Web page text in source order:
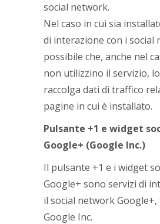
social network.
Nel caso in cui sia
di interazione con i social
possibile che, anche nel
non utilizzino il servizio,
raccolga dati di traffico
pagine in cui è installato.
Pulsante +1 e widget
Google+ (Google Inc.)
Il pulsante +1 e i widget
Google+ sono servizi di
il social network
Google Inc.